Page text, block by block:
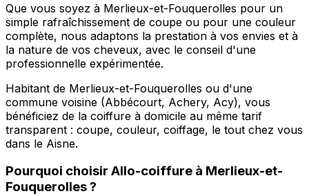
Que vous soyez à Merlieux-et-Fouquerolles pour un
simple rafraîchissement de coupe ou pour une couleur
complète, nous adaptons la prestation à vos envies et à
la nature de vos cheveux, avec le conseil d'une
professionnelle expérimentée.
Habitant de Merlieux-et-Fouquerolles ou d'une
commune voisine (Abbécourt, Achery, Acy), vous
bénéficiez de la coiffure à domicile au même tarif
transparent : coupe, couleur, coiffage, le tout chez vous
dans le Aisne.
Pourquoi choisir Allo-coiffure à Merlieux-et-
Fouquerolles?